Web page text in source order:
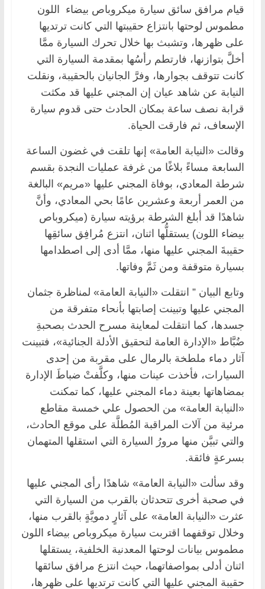
قيام مرافق سائق سيارة ميكروباص بيضاء اللون
مطموس لوحتها بانتزاع حقيبتها التي كانت ترتديها
على ظهرها، وتشبث بها خلال تحرك السيارة ممَّا
أخلَّ بتوازنها، فارتطم رأسُها بمقدمة السيارة التي
كانت تتوقف بجوارها، وفرَّ الجانيان بالحقيبة، ونقلت
النيابة عن شاهد عيان إن المجني عليها قد مكثت
قرابة نصف ساعة بمكان الحادث حتى قدوم سيارة
الإسعاف، ثم فارقت الحياة.
وقالت «النيابة العامة» إنها تلقت في غضون الساعة
السابعة مساءً بلاغًا من غرفة عمليات النجدة بقسم
شرطة المعادي، بوفاة المجني عليها «مريم» البالغة
من العمر أربعة وعشرين عامًا بحي المعادي، وأنَّ
شاهدًا قد أبلغ الشرطة برؤيته سيارة (ميكروباص
بيضاء اللون) يستقلُّها اثنان، انتزع مُرافِق سائقِها
حقيبةَ المجني عليها منها، ممَّا أدى إلى اصطدامها
بسيارة متوقفة ومن ثَمَّ وفاتها.
وتابع البيان ” انتقلت «النيابة العامة» لمناظرة جثمان
المجني عليها وتبينت إصابتها بأنحاء متفرقة من
جسدها، كما انتقلت لمعاينة مسرح الحدث بصحبةِ
ضُبَّاط «الإدارة العامة لتحقيق الأدلة الجنائية»، فتبينت
آثار دماء ملطخة بالرمال على مقربة من إحدى
السيارات، فأخذت عينات منها، وكلَّفتْ ضباطَ الإدارة
بمضاهاتها بعينة دماء المجني عليها، كما تمكنت
«النيابة العامة» من الحصول علي خمسة مقاطع
مرئية من آلات المراقبة المُطلَّة على موقع الحادث،
والتي تبيَّن منها مرورُ السيارة التي استقلها المتهمان
بسرعةٍ فائقة.
وقد سألت «النيابة العامة» شاهدًا رأى المجني عليها
في صحبة أخرى تتحدثان بالقرب من السيارة التي
عثرت «النيابة العامة» على آثارٍ دمويَّةٍ بالقرب منها،
وخلال توقفهما اقتربت سيارة ميكروباص بيضاء اللون
مطموس بيانات لوحتها المعدنية الخلفية، يستقلها
اثنان أدلى بمواصفاتهما، حيث انتزع مرافق سائقها
حقيبة المجني عليها التي كانت ترتديها على ظهرها،